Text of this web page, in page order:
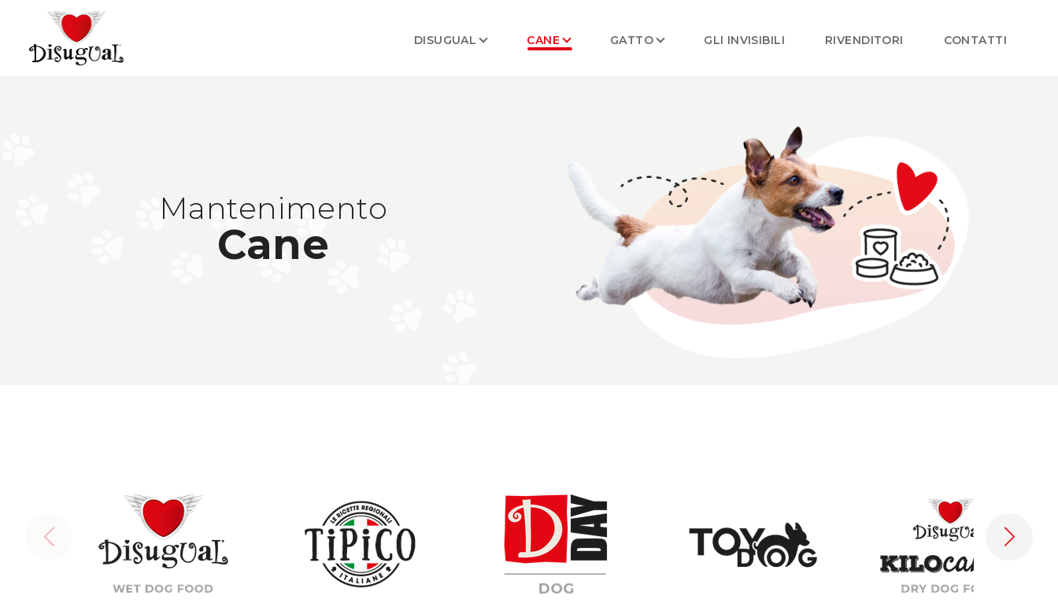
DISUGUAL CANE GATTO GLI INVISIBILI RIVENDITORI CONTATTI
Mantenimento
Cane